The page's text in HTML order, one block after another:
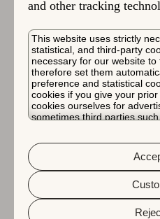
and other tracking
This website uses strictly
statistical, and third-party
necessary for our website
therefore set them
preference and statistical
cookies if you give your
cookies ourselves for
sometimes third parties
about the protection of your
different cookies we use,
&Privacy Policy. You can
and preferences by clicking
her friends and
adventure.
更多客座 insights,